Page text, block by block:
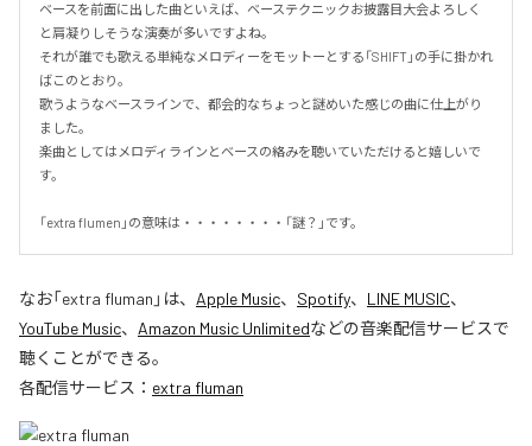
ベースを前面に出した曲といえば、ベーステクニックお披露目大会よろしく
と肩凝りしそうな演奏が多いですよね。
それが誰でも歌える単純なメロディーをモットーとする「SHIFT」の手に掛かれ
ばこのとおり。
歌うようなベースラインで、都会的なちょっと謎めいた感じの曲に仕上がり
ました。
楽曲としてはメロディラインとベースの絡みを聴いていただけると嬉しいで
す。
「extra flumen」の意味は・・・・・・・・「謎？」です。
なお「extra fluman 」は、 Apple Music、 Spotify、 LINE MUSIC、
YouTube Music、 Amazon Music Unlimitedなどの音楽配信サービスで
聴くことができる。
各配信サービス： extra fluman